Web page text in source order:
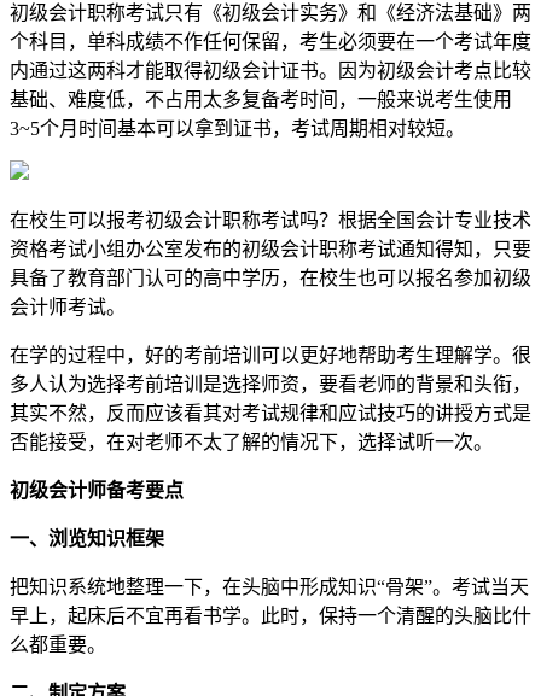
初级会计职称考试只有《初级会计实务》和《经济法基础》两
个科目，单科成绩不作任何保留，考生必须要在一个考试年度
内通过这两科才能取得初级会计证书。因为初级会计考点比较
基础、难度低，不占用太多复备考时间，一般来说考生使用
3~5个月时间基本可以拿到证书，考试周期相对较短。
在校生可以报考初级会计职称考试吗？根据全国会计专业技术
资格考试小组办公室发布的初级会计职称考试通知得知，只要
具备了教育部门认可的高中学历，在校生也可以报名参加初级
会计师考试。
在学的过程中，好的考前培训可以更好地帮助考生理解学。很
多人认为选择考前培训是选择师资，要看老师的背景和头衔，
其实不然，反而应该看其对考试规律和应试技巧的讲授方式是
否能接受，在对老师不太了解的情况下，选择试听一次。
初级会计师备考要点
一、浏览知识框架
把知识系统地整理一下，在头脑中形成知识“骨架”。考试当天
早上，起床后不宜再看书学。此时，保持一个清醒的头脑比什
么都重要。